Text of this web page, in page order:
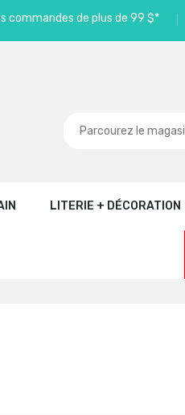
commandes de plus de 99 $*
LITERIE + DÉCORATION